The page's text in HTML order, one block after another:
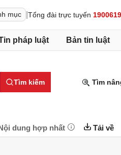
mục Tổng đài trực tuyến
pháp luật Bản tin luật
Tìm kiếm Tìm
dung hợp nhất Tải về